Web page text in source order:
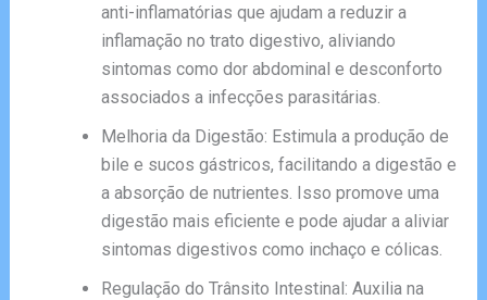
anti-inflamatórias que ajudam a reduzir a
inflamação no trato digestivo, aliviando
sintomas como dor abdominal e desconforto
associados a infecções parasitárias.
Melhoria da Digestão: Estimula a produção de
bile e sucos gástricos, facilitando a digestão e
a absorção de nutrientes. Isso promove uma
digestão mais eficiente e pode ajudar a aliviar
sintomas digestivos como inchaço e cólicas.
Regulação do Trânsito Intestinal: Auxilia na